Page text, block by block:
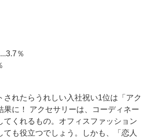
％
されたらうれしい入社祝い1位は「アク
果に！ アクセサリーは、コーディネー
てくれるもの。オフィスファッション
ても役立つでしょう。しかも、「恋人